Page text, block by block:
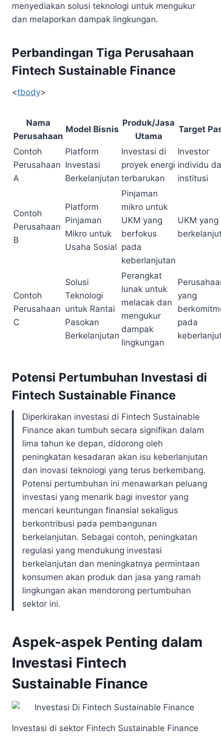
menyediakan solusi teknologi untuk mengukur
dan melaporkan dampak lingkungan.
Perbandingan Tiga Perusahaan
Fintech Sustainable Finance
<tbody>
Nama
Perusahaan
Model Bisnis
Produk/Jasa
Utama
Target
Contoh
Perusahaan
A
Platform
Investasi
Berkelanjutan
Investasi di
proyek energi
terbarukan
Investor
individu
institusi
Contoh
Perusahaan
B
Platform
Pinjaman
Mikro untuk
Usaha Sosial
Pinjaman
mikro untuk
UKM yang
berfokus
pada
keberlanjutan
UKM yang
Contoh
Perusahaan
C
Solusi
Teknologi
untuk Rantai
Pasokan
Berkelanjutan
Perangkat
lunak untuk
melacak dan
mengukur
dampak
lingkungan
yang
pada
Potensi Pertumbuhan Investasi di
Fintech Sustainable Finance
Diperkirakan investasi di Fintech Sustainable
Finance akan tumbuh secara signifikan dalam
lima tahun ke depan, didorong oleh
peningkatan kesadaran akan isu keberlanjutan
dan inovasi teknologi yang terus berkembang.
Potensi pertumbuhan ini menawarkan peluang
investasi yang menarik bagi investor yang
mencari keuntungan finansial sekaligus
berkontribusi pada pembangunan
berkelanjutan. Sebagai contoh, peningkatan
regulasi yang mendukung investasi
berkelanjutan dan meningkatnya permintaan
konsumen akan produk dan jasa yang ramah
lingkungan akan mendorong pertumbuhan
sektor ini.
Aspek-aspek Penting dalam
Investasi Fintech
Sustainable Finance
Investasi di sektor Fintech Sustainable Finance